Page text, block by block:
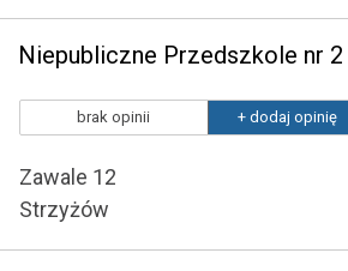
brak opinii + dodaj opinię
Zawale 12
Strzyżów